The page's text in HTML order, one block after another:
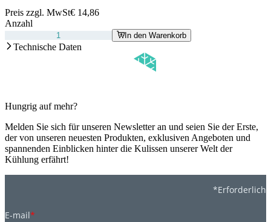
Preis zzgl. MwSt€ 14,86
Anzahl
In den Warenkorb
Technische Daten
Hungrig auf mehr?
Melden Sie sich für unseren Newsletter an und seien Sie der Erste,
der von unseren neuesten Produkten, exklusiven Angeboten und
spannenden Einblicken hinter die Kulissen unserer Welt der
Kühlung erfährt!
*Erforderlich
E-mail*